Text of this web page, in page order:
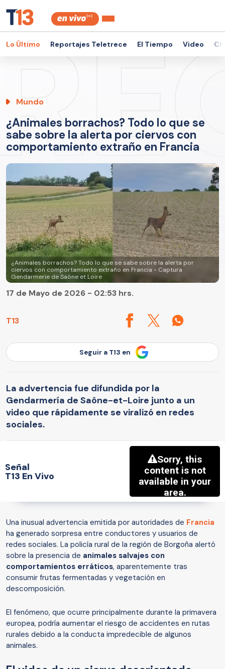
Lo Último Reportajes Teletrece El Tiempo Video
Mundo
¿Animales borrachos? Todo lo que se
sabe sobre la alerta por ciervos con
comportamiento extraño en Francia
¿Animales borrachos? Todo lo que se sabe sobre la alerta por
ciervos con comportamiento extraño en Francia - Captura
Gendarmerie de Saône et Loire
T13
17 de Mayo de 2026 - 02:53 hrs.
Seguir a T13 en
La advertencia fue difundida por la
Gendarmería de Saône-et-Loire junto a un
video que rápidamente se viralizó en redes
sociales.
Señal
T13 En Vivo
Una inusual advertencia emitida por autoridades de Francia
ha generado sorpresa entre conductores y usuarios de
redes sociales. La policía rural de la región de Borgoña alertó
sobre la presencia de animales salvajes con
comportamientos erráticos, aparentemente tras
consumir frutas fermentadas y vegetación en
descomposición.
El fenómeno, que ocurre principalmente durante la primavera
europea, podría aumentar el riesgo de accidentes en rutas
rurales debido a la conducta impredecible de algunos
animales.